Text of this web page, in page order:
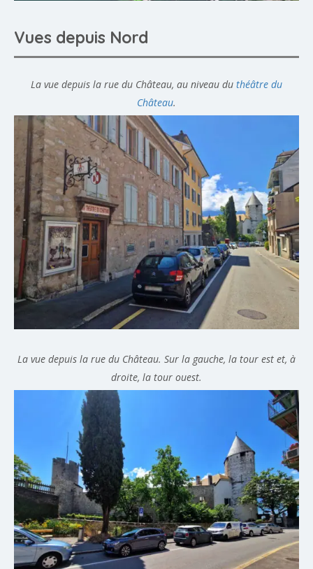
Vues depuis Nord
La vue depuis la rue du Château, au niveau du théâtre du
Château.
La vue depuis la rue du Château. Sur la gauche, la tour est et, à
droite, la tour ouest.